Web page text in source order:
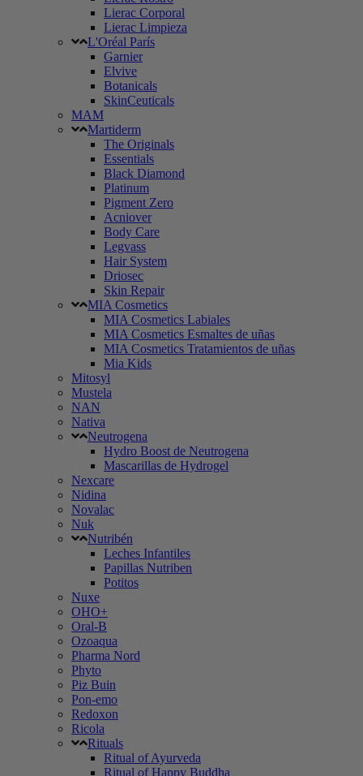
Lierac Corporal
Lierac Limpieza
L'Oréal París
Garnier
Elvive
Botanicals
SkinCeuticals
MAM
Martiderm
The Originals
Essentials
Black Diamond
Platinum
Pigment Zero
Acniover
Body Care
Legvass
Hair System
Driosec
Skin Repair
MIA Cosmetics
MIA Cosmetics Labiales
MIA Cosmetics Esmaltes de uñas
MIA Cosmetics Tratamientos de uñas
Mia Kids
Mitosyl
Mustela
NAN
Nativa
Neutrogena
Hydro Boost de Neutrogena
Mascarillas de Hydrogel
Nexcare
Nidina
Novalac
Nuk
Nutribén
Leches Infantiles
Papillas Nutriben
Potitos
Nuxe
OHO+
Oral-B
Ozoaqua
Pharma Nord
Phyto
Piz Buin
Pon-emo
Redoxon
Ricola
Rituals
Ritual of Ayurveda
Ritual of Happy Buddha